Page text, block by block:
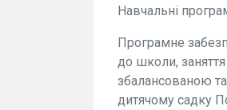
Навчальні
Програмне
до школи,
збалансованою
дитячому садку